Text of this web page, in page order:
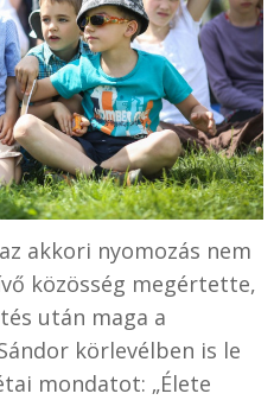
akkori nyomozás nem
közösség megértette,
után maga a
körlevélben is le
mondatot: „Élete